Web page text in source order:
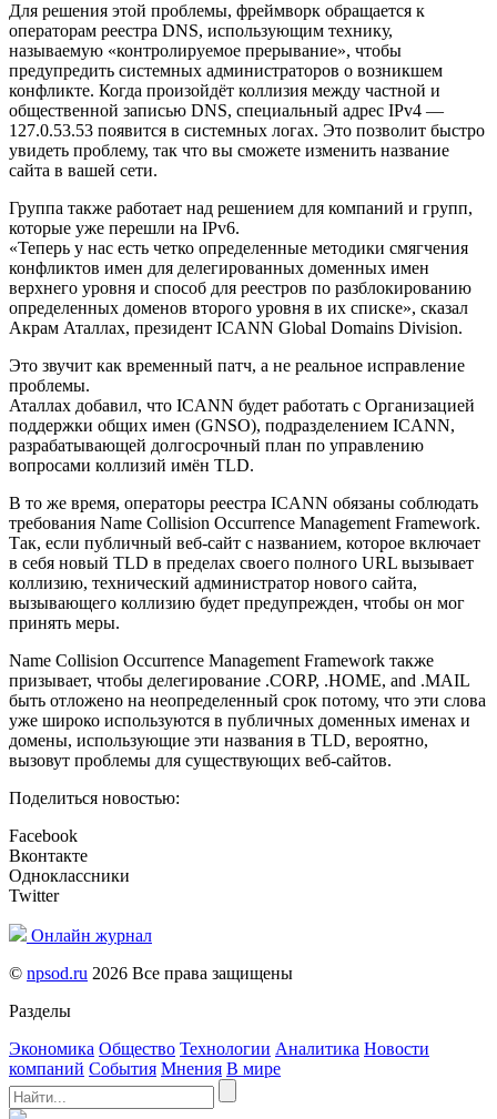
Для решения этой проблемы, фреймворк обращается к
операторам реестра DNS, использующим технику,
называемую «контролируемое прерывание», чтобы
предупредить системных администраторов о возникшем
конфликте. Когда произойдёт коллизия между частной и
общественной записью DNS, специальный адрес IPv4 —
127.0.53.53 появится в системных логах. Это позволит быстро
увидеть проблему, так что вы сможете изменить название
сайта в вашей сети.
Группа также работает над решением для компаний и групп,
которые уже перешли на IPv6.
«Теперь у нас есть четко определенные методики смягчения
конфликтов имен для делегированных доменных имен
верхнего уровня и способ для реестров по разблокированию
определенных доменов второго уровня в их списке», сказал
Акрам Аталлах, президент ICANN Global Domains Division.
Это звучит как временный патч, а не реальное исправление
проблемы.
Аталлах добавил, что ICANN будет работать с Организацией
поддержки общих имен (GNSO), подразделением ICANN,
разрабатывающей долгосрочный план по управлению
вопросами коллизий имён TLD.
В то же время, операторы реестра ICANN обязаны соблюдать
требования Name Collision Occurrence Management Framework.
Так, если публичный веб-сайт с названием, которое включает
в себя новый TLD в пределах своего полного URL вызывает
коллизию, технический администратор нового сайта,
вызывающего коллизию будет предупрежден, чтобы он мог
принять меры.
Name Collision Occurrence Management Framework также
призывает, чтобы делегирование .CORP, .HOME, and .MAIL
быть отложено на неопределенный срок потому, что эти слова
уже широко используются в публичных доменных именах и
домены, использующие эти названия в TLD, вероятно,
вызовут проблемы для существующих веб-сайтов.
Поделиться новостью:
Facebook
Вконтакте
Одноклассники
Twitter
Онлайн журнал
© npsod.ru 2026 Все права защищены
Разделы
Экономика Общество Технологии Аналитика Новости
компаний События Мнения В мире